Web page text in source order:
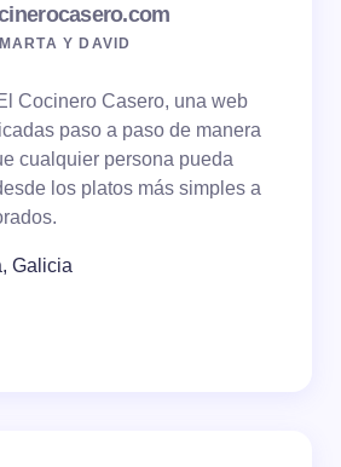
Y DAVID
Cocinero Casero, una web
paso a paso de manera
cualquier persona pueda
los platos más simples a
Galicia